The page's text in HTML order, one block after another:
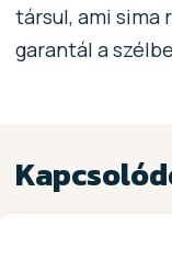
társul, ami
garantál a